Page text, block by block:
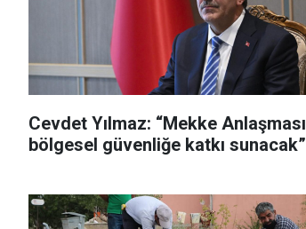
Cevdet Yılmaz: “Mekke Anlaşması
bölgesel güvenliğe katkı sunacak”